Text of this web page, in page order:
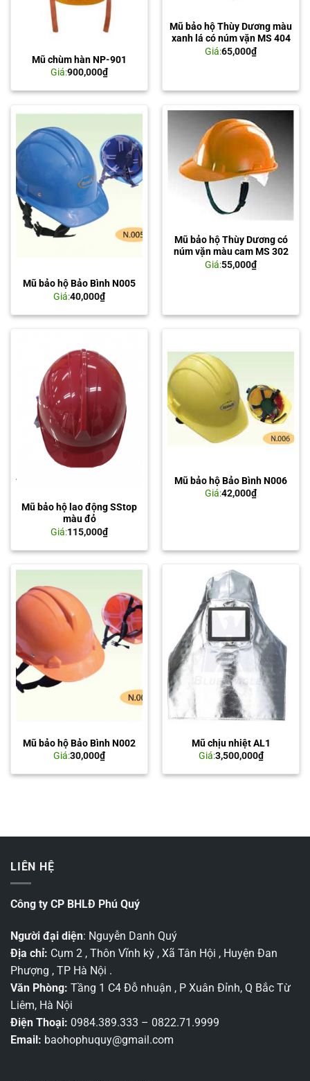
Mũ chùm hàn NP-901
Giá:900,000₫
Mũ bảo hộ Thùy Dương màu
xanh lá có núm vặn MS 404
Giá:65,000₫
Mũ bảo hộ Bảo Bình N005
Giá:40,000₫
Mũ bảo hộ Thùy Dương có
núm vặn màu cam MS 302
Giá:55,000₫
Mũ bảo hộ lao động SStop
màu đỏ
Giá:115,000₫
Mũ bảo hộ Bảo Bình N006
Giá:42,000₫
Mũ bảo hộ Bảo Bình N002
Giá:30,000₫
Mũ chịu nhiệt AL1
Giá:3,500,000₫
LIÊN HỆ
Công ty CP BHLĐ Phú Quý
Người đại diện: Nguyễn Danh Quý
Địa chỉ: Cụm 2 , Thôn Vĩnh kỳ , Xã Tân Hội , Huyện Đan
Phượng , TP Hà Nội .
Văn Phòng: Tầng 1 C4 Đỗ nhuận , P Xuân Đỉnh, Q Bắc Từ
Liêm, Hà Nội
Điện Thoại: 0984.389.333 – 0822.71.9999
Email: baohophuquy@gmail.com